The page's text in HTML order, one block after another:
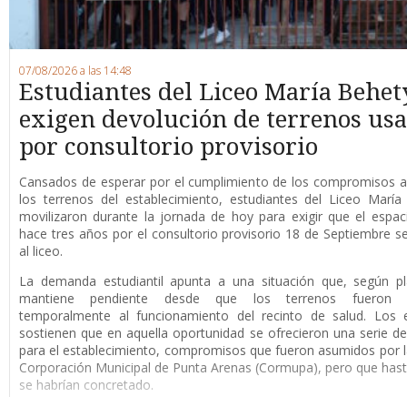
07/08/2026 a las 14:48
Estudiantes del Liceo María
exigen devolución de terrenos
por consultorio provisorio
Cansados de esperar por el cumplimiento de los compromisos
los terrenos del establecimiento, estudiantes del Liceo
movilizaron durante la jornada de hoy para exigir que el
hace tres años por el consultorio provisorio 18 de Septiembre
al liceo.
La demanda estudiantil apunta a una situación que, según
mantiene pendiente desde que los terrenos fueron
temporalmente al funcionamiento del recinto de salud. Los
sostienen que en aquella oportunidad se ofrecieron una serie
para el establecimiento, compromisos que fueron asumidos por
Corporación Municipal de Punta Arenas (Cormupa), pero que
se habrían concretado.